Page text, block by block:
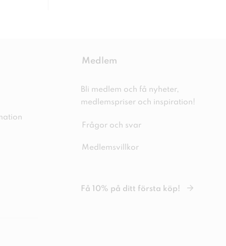
Medlem
Bli medlem och få nyheter,
medlemspriser och inspiration!
Frågor och svar
Medlemsvillkor
Få 10% på ditt första köp!